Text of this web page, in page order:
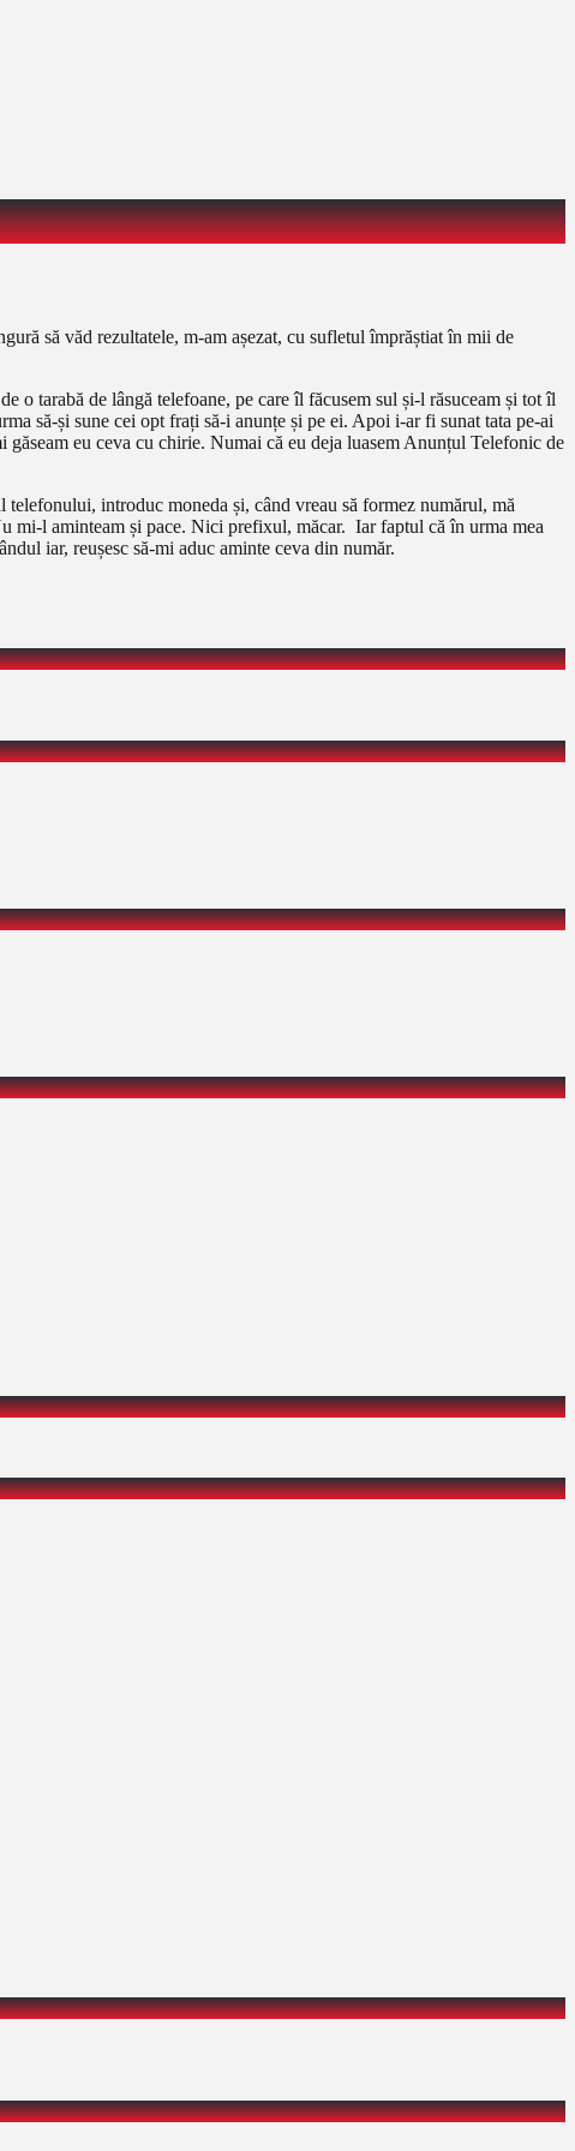
să văd rezultatele, m-am așezat, cu sufletul împrăștiat în mii de
o tarabă de lângă telefoane, pe care îl făcusem sul și-l răsuceam și tot îl
să-și sune cei opt frați să-i anunțe și pe ei. Apoi i-ar fi sunat tata pe-ai
găseam eu ceva cu chirie. Numai că eu deja luasem Anunțul Telefonic de
introduc moneda și, când vreau să formez numărul, mă
mi-l aminteam și pace. Nici prefixul, măcar. Iar faptul că în urma mea
iar, reușesc să-mi aduc aminte ceva din număr.